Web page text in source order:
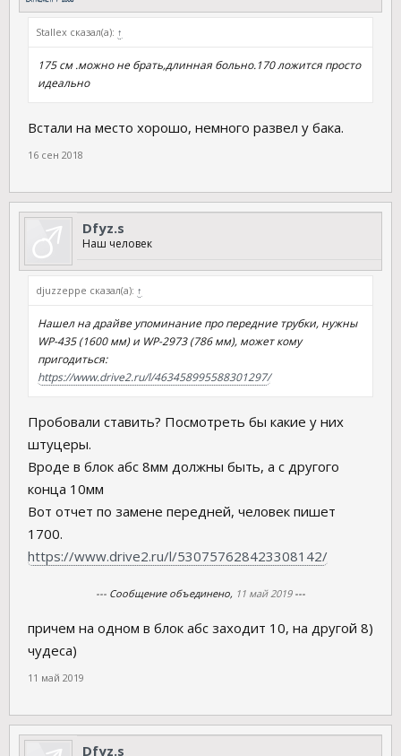
Stallex сказал(а): ↑
175 см .можно не брать,длинная больно.170 ложится просто
идеально
Встали на место хорошо, немного развел у бака.
16 сен 2018
Dfyz.s
Наш человек
djuzzeppe сказал(а): ↑
Нашел на драйве упоминание про передние трубки, нужны
WP-435 (1600 мм) и WP-2973 (786 мм), может кому
пригодиться:
https://www.drive2.ru/l/463458995588301297/
Пробовали ставить? Посмотреть бы какие у них
штуцеры.
Вроде в блок абс 8мм должны быть, а с другого
конца 10мм
Вот отчет по замене передней, человек пишет
1700.
https://www.drive2.ru/l/530757628423308142/
--- Сообщение объединено, 11 май 2019---
причем на одном в блок абс заходит 10, на другой 8)
чудеса)
11 май 2019
Dfyz.s